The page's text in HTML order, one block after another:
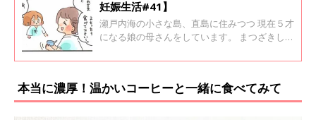
妊娠生活#41】
瀬戸内海の小さな島、直島に住みつつ 現在５才
になる娘の母さんをしています。 まつざきしお
本当に濃厚！温かいコーヒーと一緒に食べてみて